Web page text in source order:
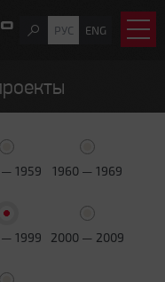
РУС ENG
1959 1960 — 1969
1999 2000 — 2009